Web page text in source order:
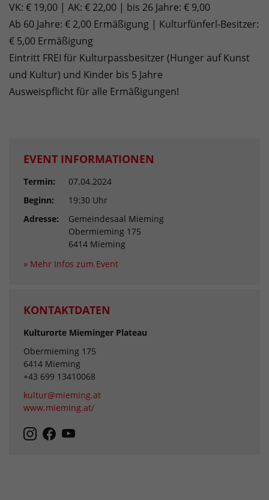
VK: € 19,00 | AK: € 22,00 | bis 26 Jahre: € 9,00
Ab 60 Jahre: € 2,00 Ermäßigung | Kulturfünferl-Besitzer:
€ 5,00 Ermäßigung
Eintritt FREI für Kulturpassbesitzer (Hunger auf Kunst
und Kultur) und Kinder bis 5 Jahre
Ausweispflicht für alle Ermäßigungen!
EVENT INFORMATIONEN
Termin:
07.04.2024
Beginn:
19:30 Uhr
Adresse:
Gemeindesaal Mieming
Obermieming 175
6414 Mieming
» Mehr Infos zum Event
KONTAKTDATEN
Kulturorte Mieminger Plateau
Obermieming 175
6414 Mieming
+43 699 13410068
kultur@mieming.at
www.mieming.at/